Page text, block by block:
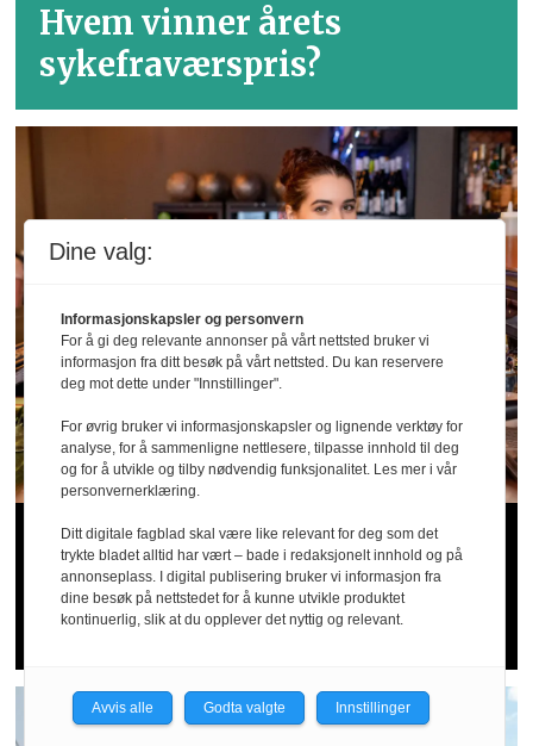
Hvem vinner årets
sykefraværspris?
Sommer­patruljen
bekymret for
serveringsbransjen
Dine valg:
Informasjonskapsler og personvern
For å gi deg relevante annonser på vårt nettsted bruker vi
informasjon fra ditt besøk på vårt nettsted. Du kan reservere
deg mot dette under "Innstillinger".
For øvrig bruker vi informasjonskapsler og lignende verktøy for
analyse, for å sammenligne nettlesere, tilpasse innhold til deg
og for å utvikle og tilby nødvendig funksjonalitet. Les mer i vår
personvernerklæring.
Ditt digitale fagblad skal være like relevant for deg som det
trykte bladet alltid har vært – bade i redaksjonelt innhold og på
annonseplass. I digital publisering bruker vi informasjon fra
dine besøk på nettstedet for å kunne utvikle produktet
kontinuerlig, slik at du opplever det nyttig og relevant.
Avvis alle Godta valgte Innstillinger